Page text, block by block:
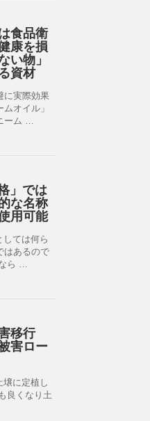
食品衛
康を損
い物」
資材
に実際効果
オイル」
ーム …
」では
な名称
用可能
ては何ら
はあるので
ら …
移行
害ロー
壌に定植し
良くなり土